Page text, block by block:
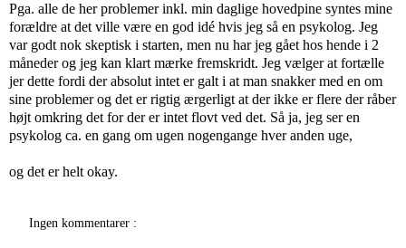
Pga. alle de her problemer inkl. min daglige hovedpine syntes mine
forældre at det ville være en god idé hvis jeg så en psykolog. Jeg
var godt nok skeptisk i starten, men nu har jeg gået hos hende i 2
måneder og jeg kan klart mærke fremskridt. Jeg vælger at fortælle
jer dette fordi der absolut intet er galt i at man snakker med en om
sine problemer og det er rigtig ærgerligt at der ikke er flere der råber
højt omkring det for der er intet flovt ved det. Så ja, jeg ser en
psykolog ca. en gang om ugen nogengange hver anden uge,
og det er helt okay.
Ingen kommentarer :